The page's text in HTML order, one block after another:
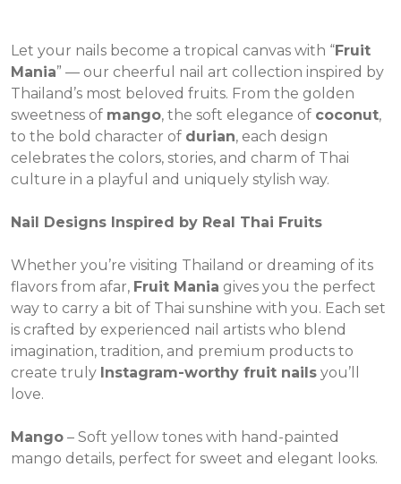
Let your nails become a tropical canvas with “Fruit
Mania” — our cheerful nail art collection inspired by
Thailand’s most beloved fruits. From the golden
sweetness of mango, the soft elegance of coconut,
to the bold character of durian, each design
celebrates the colors, stories, and charm of Thai
culture in a playful and uniquely stylish way.
Nail Designs Inspired by Real Thai Fruits
Whether you’re visiting Thailand or dreaming of its
flavors from afar, Fruit Mania gives you the perfect
way to carry a bit of Thai sunshine with you. Each set
is crafted by experienced nail artists who blend
imagination, tradition, and premium products to
create truly Instagram-worthy fruit nails you’ll
love.
Mango – Soft yellow tones with hand-painted
mango details, perfect for sweet and elegant looks.